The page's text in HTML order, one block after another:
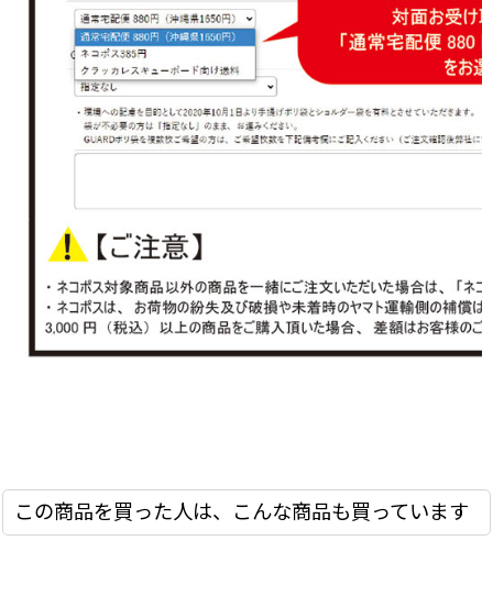
この商品を買った人は、こんな商品も買っています